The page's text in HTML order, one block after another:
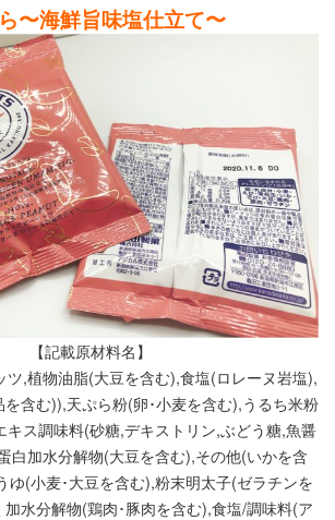
〜海鮮旨味塩仕立て〜
【記載原材料名】
ツ,植物油脂(大豆を含む),食塩(ロレーヌ岩塩),
含む)),天ぷら粉(卵･小麦を含む),うるち米粉
キス調味料(砂糖,デキストリン,ぶどう糖,魚醤
白加水分解物(大豆を含む),その他(いかを含
ゆ(小麦･大豆を含む),粉末明太子(ゼラチンを
水分解物(鶏肉･豚肉を含む),食塩/調味料(ア